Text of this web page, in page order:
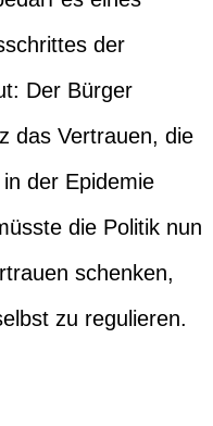
der
Der Bürger
das Vertrauen, die
der Epidemie
die Politik nun
schenken,
zu regulieren.